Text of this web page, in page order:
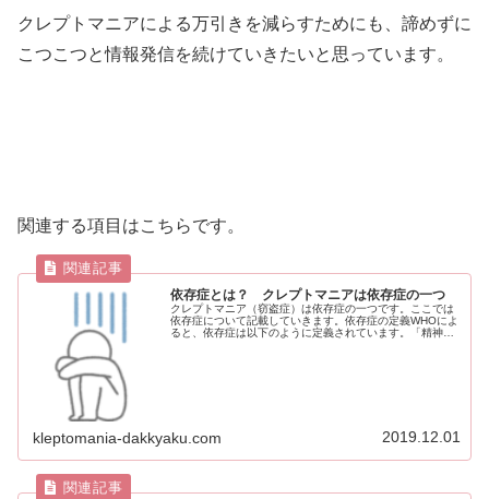
クレプトマニアによる万引きを減らすためにも、諦めずに
こつこつと情報発信を続けていきたいと思っています。
関連する項目はこちらです。
依存症とは？ クレプトマニアは依存症の一つ
クレプトマニア（窃盗症）は依存症の一つです。ここでは
依存症について記載していきます。依存症の定義WHOによ
ると、依存症は以下のように定義されています。「精神に
kleptomania-dakkyaku.com 2019.12.01